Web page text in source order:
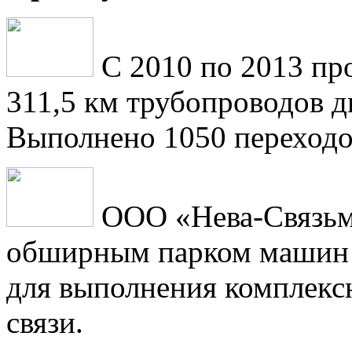
С 2010 по 2013
311,5 км трубопроводов
Выполнено 1050
ООО «Нева-
обширным парком машин
для выполнения
связи.